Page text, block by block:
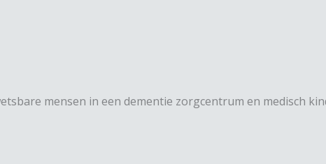
mensen in een dementie zorgcentrum en medisch